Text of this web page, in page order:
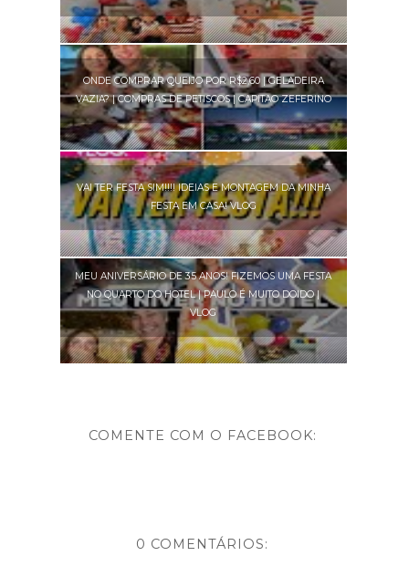
ONDE COMPRAR QUEIJO POR R$2,60 | GELADEIRA
VAZIA? | COMPRAS DE PETISCOS | CAPITAO ZEFERINO
VAI TER FESTA SIM!!!! IDEIAS E MONTAGEM DA MINHA
FESTA EM CASA! VLOG
MEU ANIVERSÁRIO DE 35 ANOS! FIZEMOS UMA FESTA
NO QUARTO DO HOTEL | PAULO É MUITO DOIDO |
VLOG
COMENTE COM O FACEBOOK:
0 COMENTÁRIOS: